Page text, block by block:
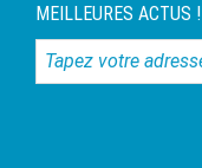
MEILLEURES ACTUS !
Tapez
votre